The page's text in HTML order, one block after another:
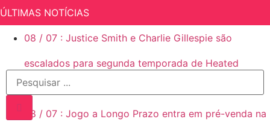
ÚLTIMAS NOTÍCIAS
08 / 07 : Justice Smith e Charlie Gillespie são
escalados para segunda temporada de Heated
Rivalry (Rivalidade Ardente)
08 / 07 : Jogo a Longo Prazo entra em pré-venda na